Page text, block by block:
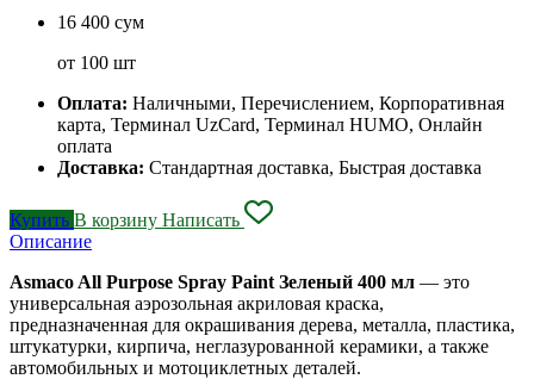
16 400 сум
от 100 шт
Оплата: Наличными, Перечислением, Корпоративная
карта, Терминал UzCard, Терминал HUMO, Онлайн
оплата
Доставка: Стандартная доставка, Быстрая доставка
Купить В корзину Написать
Описание
Asmaco All Purpose Spray Paint Зеленый 400 мл — это
универсальная аэрозольная акриловая краска,
предназначенная для окрашивания дерева, металла, пластика,
штукатурки, кирпича, неглазурованной керамики, а также
автомобильных и мотоциклетных деталей.